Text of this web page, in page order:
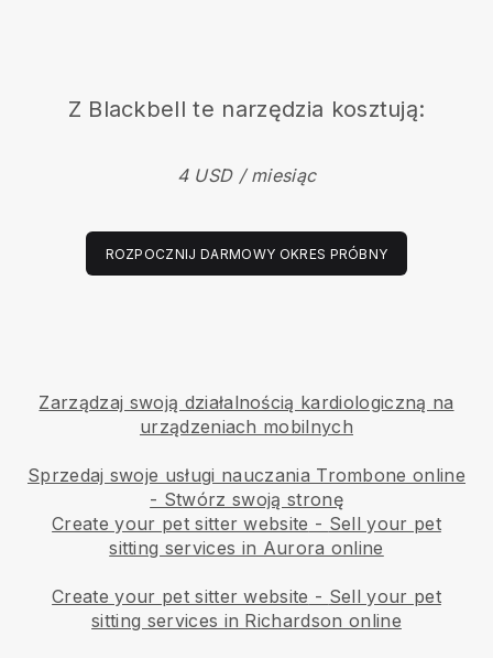
Z Blackbell te narzędzia kosztują:
4 USD / miesiąc
ROZPOCZNIJ DARMOWY OKRES PRÓBNY
Zarządzaj swoją działalnością kardiologiczną na
urządzeniach mobilnych
Sprzedaj swoje usługi nauczania Trombone online
- Stwórz swoją stronę
Create your pet sitter website - Sell your pet
sitting services in Aurora online
Create your pet sitter website - Sell your pet
sitting services in Richardson online